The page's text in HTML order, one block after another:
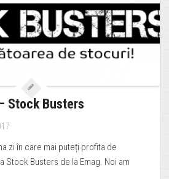
Stock Busters
zi în care mai puteți profita de
Stock Busters de la Emag. Noi am